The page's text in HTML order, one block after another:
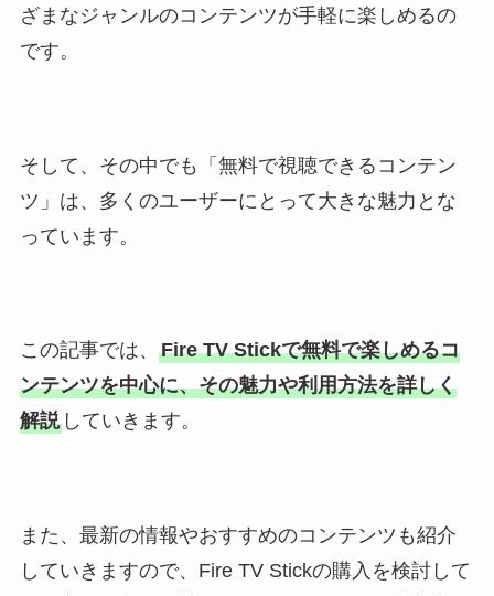
ざまなジャンルのコンテンツが手軽に楽しめるの
です。
そして、その中でも「無料で視聴できるコンテン
ツ」は、多くのユーザーにとって大きな魅力とな
っています。
この記事では、 Fire TV Stickで無料で楽しめるコ
ンテンツを中心に、その魅力や利用方法を詳しく
解説していきます。
また、最新の情報やおすすめのコンテンツも紹介
していきますので、Fire TV Stickの購入を検討して